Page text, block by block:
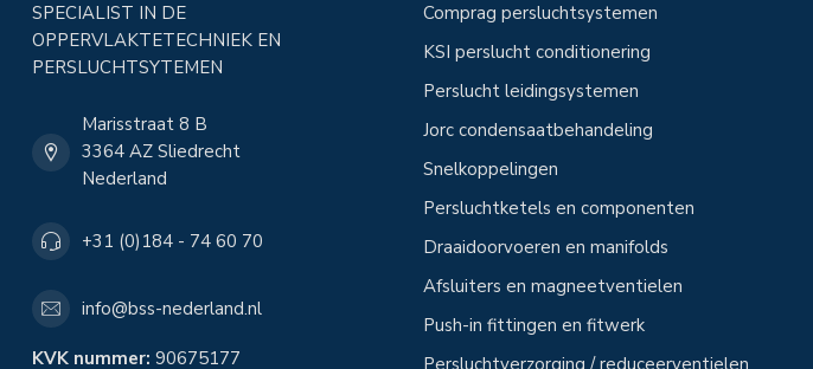
SPECIALIST IN DE
OPPERVLAKTETECHNIEK EN
PERSLUCHTSYTEMEN
Marisstraat 8 B
3364 AZ Sliedrecht
Nederland
+31 (0)184 - 74 60 70
info@bss-nederland.nl
KVK nummer: 90675177
Comprag persluchtsystemen
KSI perslucht conditionering
Perslucht leidingsystemen
Jorc condensaatbehandeling
Snelkoppelingen
Persluchtketels en componenten
Draaidoorvoeren en manifolds
Afsluiters en magneetventielen
Push-in fittingen en fitwerk
Persluchtverzorging / reduceerventielen